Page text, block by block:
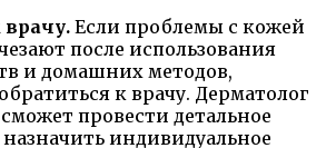
врачу. Если проблемы с кожей
после использования
и домашних методов,
к врачу. Дерматолог
провести детальное
индивидуальное